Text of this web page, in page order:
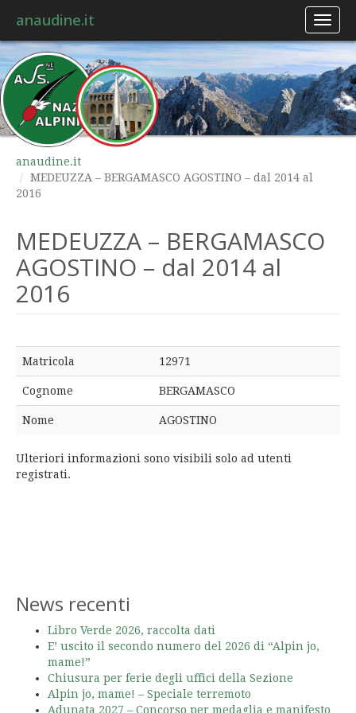
anaudine.it
anaudine.it
MEDEUZZA – BERGAMASCO AGOSTINO – dal 2014 al
2016
MEDEUZZA – BERGAMASCO
AGOSTINO – dal 2014 al
2016
Matricola 12971
Cognome BERGAMASCO
Nome AGOSTINO
Ulteriori informazioni sono visibili solo ad utenti
registrati.
News recenti
Libro Verde 2026, raccolta dati
E’ uscito il secondo numero del 2026 di “Alpin jo,
mame!”
Chiusura per ferie degli uffici della Sezione
Alpin jo, mame! – Speciale terremoto
Adunata 2027 – Concorso per medaglia e manifesto